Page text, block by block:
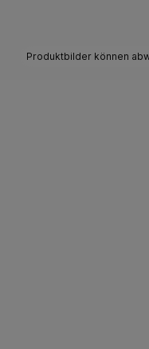
Produktbilder können